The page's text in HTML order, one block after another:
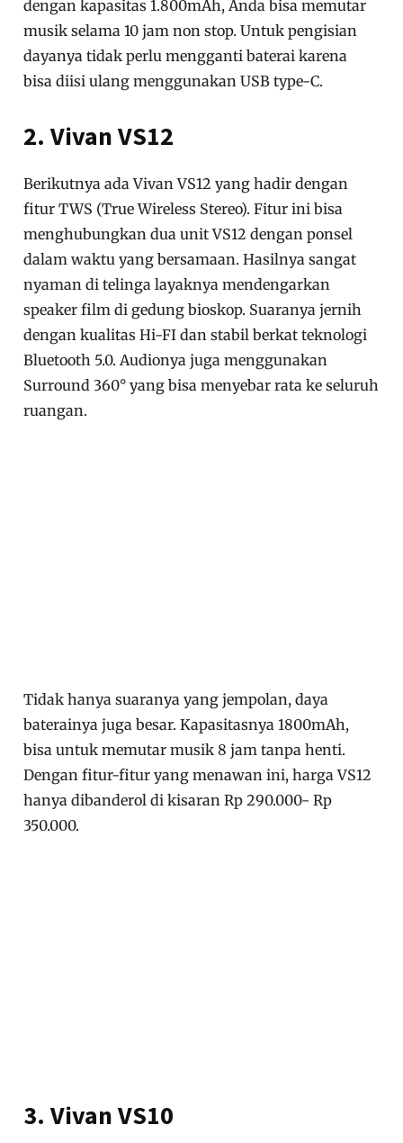
dengan kapasitas 1.800mAh, Anda bisa memutar
musik selama 10 jam non stop. Untuk pengisian
dayanya tidak perlu mengganti baterai karena
bisa diisi ulang menggunakan USB type-C.
2. Vivan VS12
Berikutnya ada Vivan VS12 yang hadir dengan
fitur TWS (True Wireless Stereo). Fitur ini bisa
menghubungkan dua unit VS12 dengan ponsel
dalam waktu yang bersamaan. Hasilnya sangat
nyaman di telinga layaknya mendengarkan
speaker film di gedung bioskop. Suaranya jernih
dengan kualitas Hi-FI dan stabil berkat teknologi
Bluetooth 5.0. Audionya juga menggunakan
Surround 360° yang bisa menyebar rata ke seluruh
ruangan.
Tidak hanya suaranya yang jempolan, daya
baterainya juga besar. Kapasitasnya 1800mAh,
bisa untuk memutar musik 8 jam tanpa henti.
Dengan fitur-fitur yang menawan ini, harga VS12
hanya dibanderol di kisaran Rp 290.000- Rp
350.000.
3. Vivan VS10